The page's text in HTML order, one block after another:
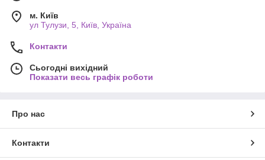
м. Київ
ул Тулузи, 5, Київ, Україна
Контакти
Сьогодні вихідний
Показати весь графік роботи
Про нас
Контакти